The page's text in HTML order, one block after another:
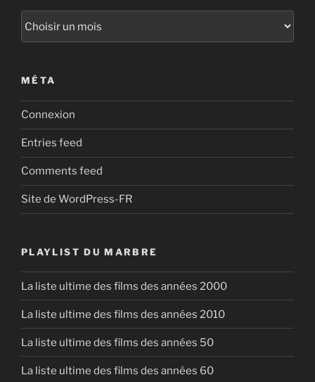
MÉTA
Connexion
Entries feed
Comments feed
Site de WordPress-FR
PLAYLIST DU MARBRE
La liste ultime des films des années 2000
La liste ultime des films des années 2010
La liste ultime des films des années 50
La liste ultime des films des années 60